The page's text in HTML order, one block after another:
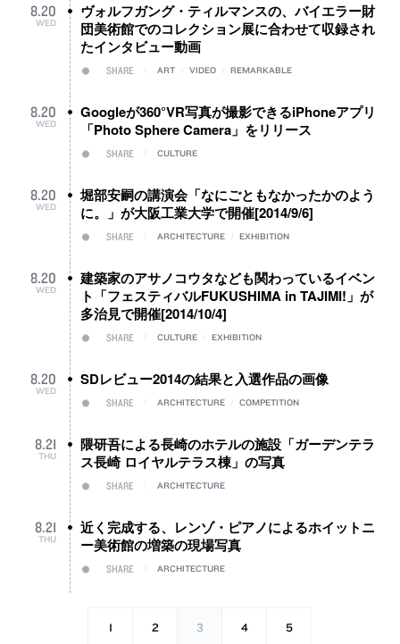
8.20
WED
ヴォルフガング・ティルマンスの、バイエラー財
団美術館でのコレクション展に合わせて収録され
たインタビュー動画
SHARE ART VIDEO REMARKABLE
8.20
WED
Googleが360°VR写真が撮影できるiPhoneアプリ
「Photo Sphere Camera」をリリース
SHARE CULTURE
8.20
WED
堀部安嗣の講演会「なにごともなかったかのよう
に。」が大阪工業大学で開催[2014/9/6]
SHARE ARCHITECTURE EXHIBITION
8.20
WED
建築家のアサノコウタなども関わっているイベン
ト「フェスティバルFUKUSHIMA in TAJIMI!」が
多治見で開催[2014/10/4]
SHARE CULTURE EXHIBITION
8.20
WED
SDレビュー2014の結果と入選作品の画像
SHARE ARCHITECTURE COMPETITION
8.21
THU
隈研吾による長崎のホテルの施設「ガーデンテラ
ス長崎 ロイヤルテラス棟」の写真
SHARE ARCHITECTURE
8.21
THU
近く完成する、レンゾ・ピアノによるホイットニ
ー美術館の増築の現場写真
SHARE ARCHITECTURE
1 2 3 4 5